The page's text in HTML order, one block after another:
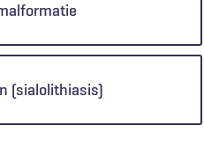
(sialolithiasis)